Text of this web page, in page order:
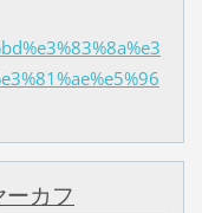
カフ